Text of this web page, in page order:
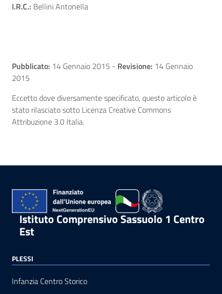
I.R.C.: Bellini Antonella
Pubblicato: 14 Gennaio 2015 - Revisione: 14 Gennaio
2015
Eccetto dove diversamente specificato, questo articolo è
stato rilasciato sotto Licenza Creative Commons
Attribuzione 3.0 Italia.
Istituto Comprensivo Sassuolo 1 Centro
Est
PLESSI
Infanzia Centro Storico